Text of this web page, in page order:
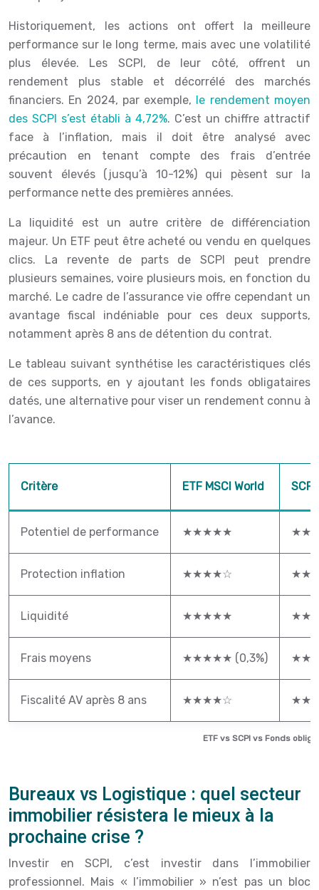
Historiquement, les actions ont offert la meilleure
performance sur le long terme, mais avec une volatilité
plus élevée. Les SCPI, de leur côté, offrent un
rendement plus stable et décorrélé des marchés
financiers. En 2024, par exemple,
le rendement moyen
des SCPI s’est établi à 4,72%. C’est un chiffre attractif
face à l’inflation, mais il doit être analysé avec
précaution en tenant compte des frais d’entrée
souvent élevés (jusqu’à 10-12%) qui pèsent sur la
performance nette des premières années.
La liquidité est un autre critère de différenciation
majeur. Un ETF peut être acheté ou vendu en quelques
clics. La revente de parts de SCPI peut prendre
plusieurs semaines, voire plusieurs mois, en fonction du
marché. Le cadre de l’assurance vie offre cependant un
avantage fiscal indéniable pour ces deux supports,
notamment après 8 ans de détention du contrat.
Le tableau suivant synthétise les caractéristiques clés
de ces supports, en y ajoutant les fonds obligataires
datés, une alternative pour viser un rendement connu à
l’avance.
ETF vs SCPI vs Fonds
Critère ETF MSCI World
Potentiel de performance ★★★★★
Protection inflation ★★★★☆
Liquidité ★★★★★
Frais moyens ★★★★★ (0,3%)
Fiscalité AV après 8 ans ★★★★☆
Bureaux vs Logistique : quel secteur
immobilier résistera le mieux à la
prochaine crise ?
Investir en SCPI, c’est investir dans l’immobilier
professionnel. Mais « l’immobilier » n’est pas un bloc